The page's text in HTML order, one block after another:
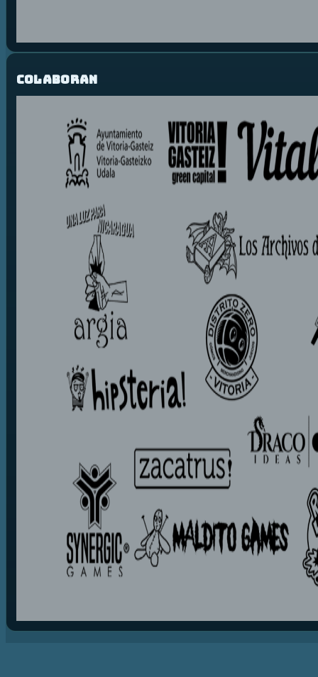
Colaboran